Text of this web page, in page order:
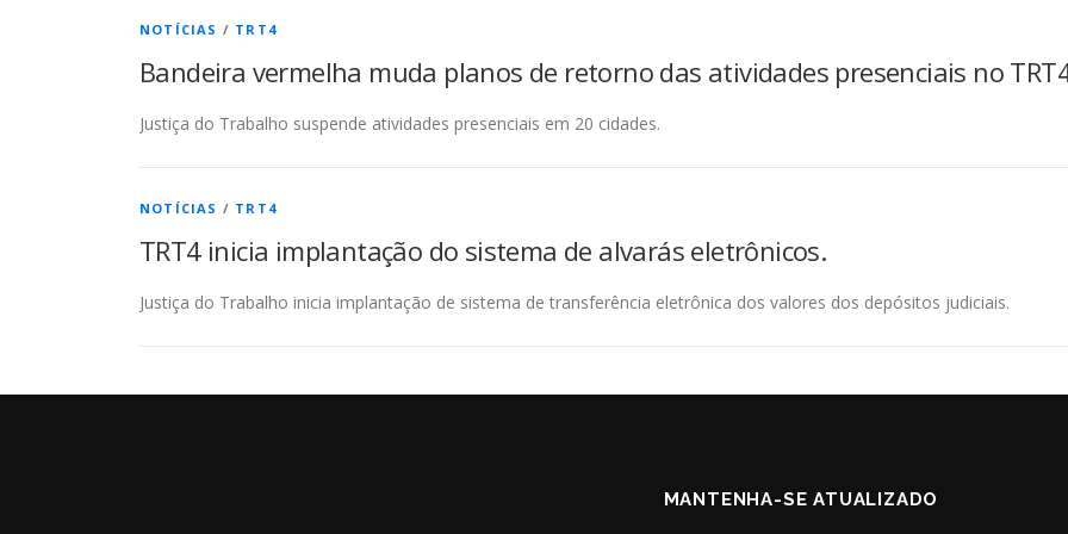
NOTÍCIAS / TRT4
Bandeira vermelha muda planos de retorno das atividades presenciais no
Justiça do Trabalho suspende atividades presenciais em 20 cidades.
NOTÍCIAS / TRT4
TRT4 inicia implantação do sistema de alvarás eletrônicos.
Justiça do Trabalho inicia implantação de sistema de transferência eletrônica dos valores dos depósitos judiciais.
MANTENHA-SE ATUALIZADO